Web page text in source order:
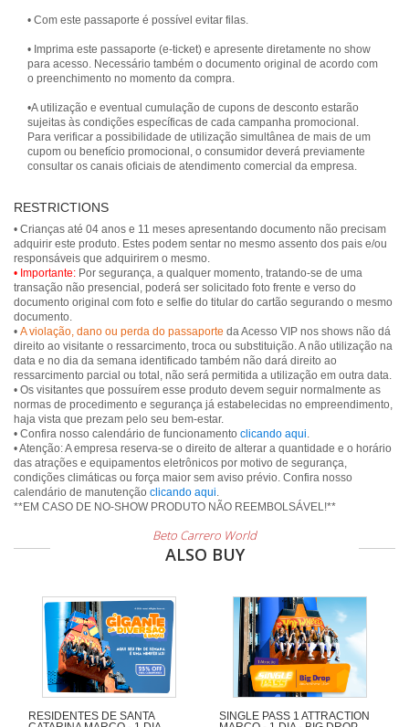
• Com este passaporte é possível evitar filas.
• Imprima este passaporte (e-ticket) e apresente diretamente no show
para acesso. Necessário também o documento original de acordo com
o preenchimento no momento da compra.
•A utilização e eventual cumulação de cupons de desconto estarão
sujeitas às condições específicas de cada campanha promocional.
Para verificar a possibilidade de utilização simultânea de mais de um
cupom ou benefício promocional, o consumidor deverá previamente
consultar os canais oficiais de atendimento comercial da empresa.
RESTRICTIONS
• Crianças até 04 anos e 11 meses apresentando documento não precisam
adquirir este produto. Estes podem sentar no mesmo assento dos pais e/ou
• Importante: Por segurança, a qualquer momento, tratando-se de uma
transação não presencial, poderá ser solicitado foto frente e verso do
documento original com foto e selfie do titular do cartão segurando o mesmo
documento.
• A violação, dano ou perda do passaporte da Acesso VIP nos shows não dá
direito ao visitante o ressarcimento, troca ou substituição. A não utilização na
data e no dia da semana identificado também não dará direito ao
ressarcimento parcial ou total, não será permitida a utilização em outra data.
• Os visitantes que possuírem esse produto devem seguir normalmente as
normas de procedimento e segurança já estabelecidas no empreendimento,
haja vista que prezam pelo seu bem-estar.
• Confira nosso calendário de funcionamento clicando aqui.
• Atenção: A empresa reserva-se o direito de alterar a quantidade e o horário
das atrações e equipamentos eletrônicos por motivo de segurança,
condições climáticas ou força maior sem aviso prévio. Confira nosso
calendário de manutenção clicando aqui.
Beto Carrero World
ALSO BUY
RESIDENTES DE SANTA
SINGLE PASS 1 ATTRACTION